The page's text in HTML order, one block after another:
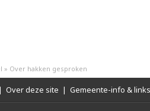
» Over hakken gesproken
| Over deze site | Gemeente-info & links